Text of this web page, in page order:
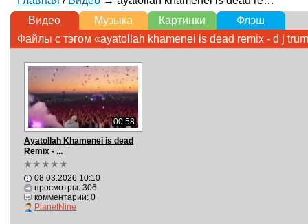
Видео
Музыка Картинки
Флэш
Файлы с тэгом «ayatollah khamenei is dead remix - d j
00:58
Ayatollah Khamenei is dead
Remix - ...
08.03.2026 10:10
просмотры: 306
комментарии:0
PlanetNine